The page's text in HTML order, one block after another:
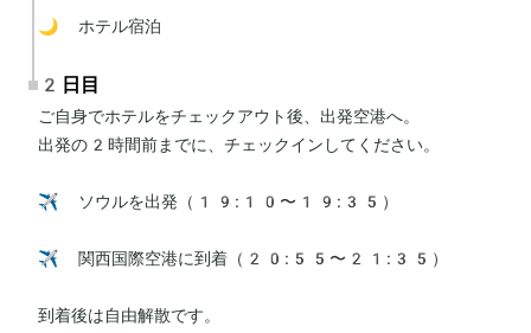
🌙 ホテル宿泊
2日目
ご自身でホテルをチェックアウト後、出発空港へ。
出発の2時間前までに、チェックインしてください。
✈️ ソウルを出発（19:10〜19:35）
✈️ 関西国際空港に到着（20:55〜21:35）
到着後は自由解散です。